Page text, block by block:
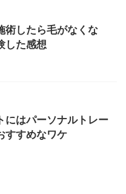
術したら毛がなくな
した感想
にはパーソナルトレー
すすめなワケ